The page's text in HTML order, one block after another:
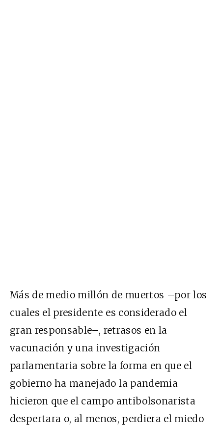
Más de medio millón de muertos –por los
cuales el presidente es considerado el
gran responsable–, retrasos en la
vacunación y una investigación
parlamentaria sobre la forma en que el
gobierno ha manejado la pandemia
hicieron que el campo antibolsonarista
despertara o, al menos, perdiera el miedo